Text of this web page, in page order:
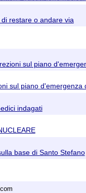
restare o andare via
sul piano
sul piano d'emergenza
indagati
base di Santo Stefano